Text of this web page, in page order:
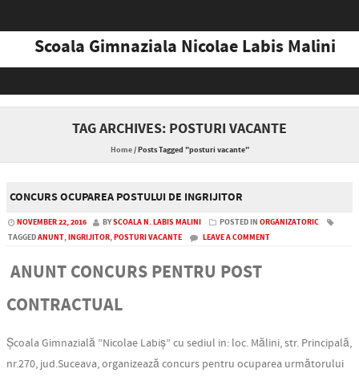
Scoala Gimnaziala Nicolae Labis Malini
Skip to content
TAG ARCHIVES: POSTURI VACANTE
Home/Posts Tagged "posturi vacante"
CONCURS OCUPAREA POSTULUI DE INGRIJITOR
NOVEMBER 22, 2016 BYSCOALA N. LABIS MALINI POSTED IN ORGANIZATORIC
TAGGEDANUNT,INGRIJITOR,POSTURI VACANTE LEAVE A COMMENT
ANUNT CONCURS PENTRU POST
CONTRACTUAL
Școala Gimnazială ”Nicolae Labiș” cu sediul in: loc. Mălini, str. Principală,
nr.270, jud.Suceava,organizează concurs pentru ocuparea următorului